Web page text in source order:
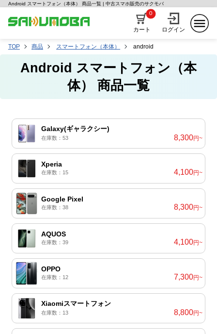
Android スマートフォン（本体） 商品一覧 | 中古スマホ販売のサクモバ
カート
0
ログイン
TOP 商品 スマートフォン（本体） android
Android スマートフォン（本
体） 商品一覧
Galaxy(ギャラクシー)
在庫数：53 8,300円~
Xperia
在庫数：15 4,100円~
Google Pixel
在庫数：38 8,300円~
AQUOS
在庫数：39 4,100円~
OPPO
在庫数：12 7,300円~
Xiaomiスマートフォン
在庫数：13 8,800円~